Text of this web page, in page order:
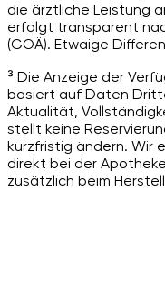
die ärztliche Leistung
erfolgt transparent
(GOÄ). Etwaige
³ Die Anzeige der
basiert auf Daten
Aktualität,
stellt keine
kurzfristig ändern. Wir
direkt bei der
zusätzlich beim